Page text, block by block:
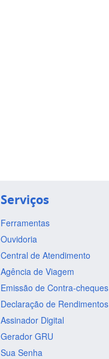
Serviços
Ferramentas
Ouvidoria
Central de Atendimento
Agência de Viagem
Emissão de Contra-cheques
Declaração de Rendimentos
Assinador Digital
Gerador GRU
Sua Senha